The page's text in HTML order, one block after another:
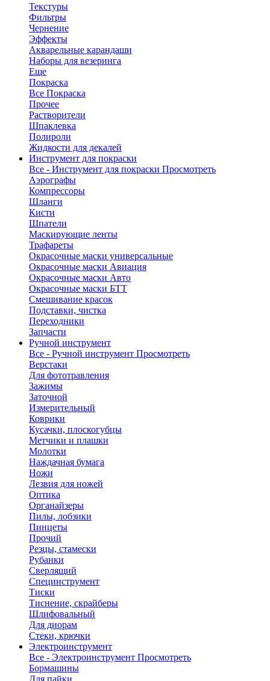
Текстуры
Фильтры
Чернение
Эффекты
Акварельные карандаши
Наборы для везеринга
Еще
Покраска
Все Покраска
Прочее
Растворители
Шпаклевка
Полироли
Жидкости для декалей
Инструмент для покраски
Все - Инструмент для покраски Просмотреть
Аэрографы
Компрессоры
Шланги
Кисти
Шпатели
Маскирующие ленты
Трафареты
Окрасочные маски универсальные
Окрасочные маски Авиация
Окрасочные маски Авто
Окрасочные маски БТТ
Смешивание красок
Подставки, чистка
Переходники
Запчасти
Ручной инструмент
Все - Ручной инструмент Просмотреть
Верстаки
Для фототравления
Зажимы
Заточной
Измерительный
Коврики
Кусачки, плоскогубцы
Метчики и плашки
Молотки
Наждачная бумага
Ножи
Лезвия для ножей
Оптика
Органайзеры
Пилы, лобзики
Пинцеты
Прочий
Резцы, стамески
Рубанки
Сверлящий
Специнструмент
Тиски
Тиснение, скрайберы
Шлифовальный
Для диорам
Стеки, крючки
Электроинструмент
Все - Электроинструмент Просмотреть
Бормашины
Для пайки